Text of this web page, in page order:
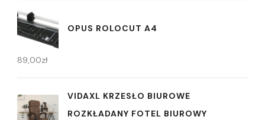
OPUS ROLOCUT A4
89,00zł
VIDAXL KRZESŁO BIUROWE
ROZKŁADANY FOTEL BIUROWY